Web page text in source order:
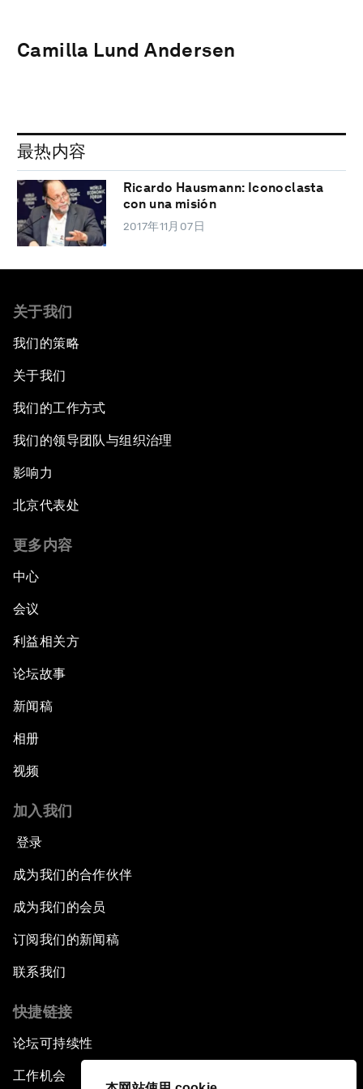
Camilla Lund Andersen
最热内容
Ricardo Hausmann: Iconoclasta
con una misión
2017年11月07日
关于我们
我们的策略
关于我们
我们的工作方式
我们的领导团队与组织治理
影响力
北京代表处
更多内容
中心
会议
利益相关方
论坛故事
新闻稿
相册
视频
加入我们
登录
成为我们的合作伙伴
成为我们的会员
订阅我们的新闻稿
联系我们
快捷链接
论坛可持续性
工作机会